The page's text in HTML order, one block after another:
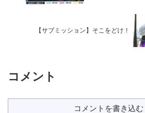
【サブミッション】そこをどけ！
コメント
コメントを書き込む